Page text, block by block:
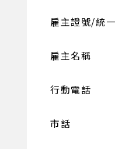
雇主證號/統
雇主名稱
行動電話
市話